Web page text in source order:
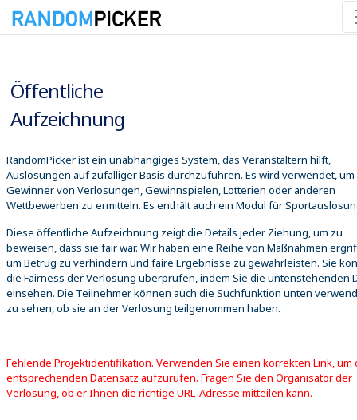
Öffentliche
Aufzeichnung
RandomPicker ist ein unabhängiges System, das Veranstaltern hilft,
Auslosungen auf zufälliger Basis durchzuführen. Es wird verwendet, um
Gewinner von Verlosungen, Gewinnspielen, Lotterien oder anderen
Wettbewerben zu ermitteln. Es enthält auch ein Modul für
Diese öffentliche Aufzeichnung zeigt die Details jeder Ziehung, um zu
beweisen, dass sie fair war. Wir haben eine Reihe von Maßnahmen
um Betrug zu verhindern und faire Ergebnisse zu gewährleisten. Sie
die Fairness der Verlosung überprüfen, indem Sie die untenstehenden
einsehen. Die Teilnehmer können auch die Suchfunktion unten
zu sehen, ob sie an der Verlosung teilgenommen haben.
Fehlende Projektidentifikation. Verwenden Sie einen korrekten Link, um
entsprechenden Datensatz aufzurufen. Fragen Sie den Organisator der
Verlosung, ob er Ihnen die richtige URL-Adresse mitteilen kann.